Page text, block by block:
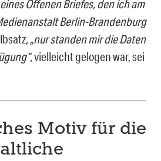
Offenen Briefes, den ich am
Berlin-Brandenburg
„nur standen mir die Daten
, vielleicht gelogen war, sei
Motiv für die